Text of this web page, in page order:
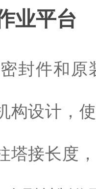
业平台
件和原
设计，使
接长度，